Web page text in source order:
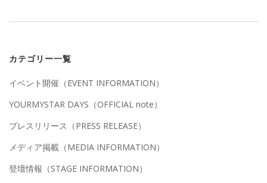
カテゴリー一覧
イベント開催（EVENT INFORMATION）
YOURMYSTAR DAYS（OFFICIAL note）
プレスリリース（PRESS RELEASE）
メディア掲載（MEDIA INFORMATION）
登壇情報（STAGE INFORMATION）